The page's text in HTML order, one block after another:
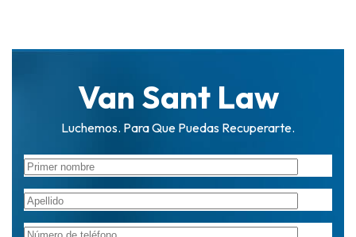
Van Sant Law
Luchemos. Para Que Puedas Recuperarte.